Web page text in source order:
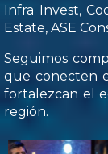
Infra Invest,
Estate, ASE
Seguimos
que conecten
fortalezcan el
región.